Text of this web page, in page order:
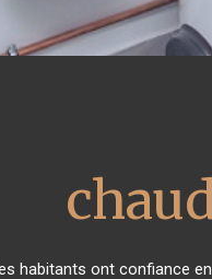
habitants ont confiance